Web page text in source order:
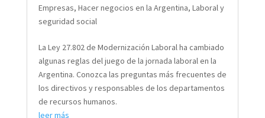
Empresas, Hacer negocios en la Argentina, Laboral y
seguridad social
La Ley 27.802 de Modernización Laboral ha cambiado
algunas reglas del juego de la jornada laboral en la
Argentina. Conozca las preguntas más frecuentes de
los directivos y responsables de los departamentos
de recursos humanos.
leer más